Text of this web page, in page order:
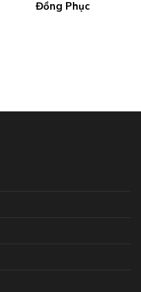
Đồng Phục